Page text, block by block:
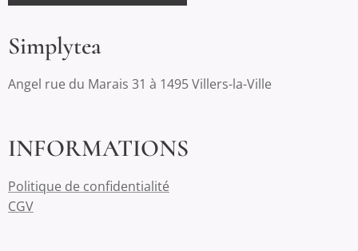
Simplytea
Angel rue du Marais 31 à 1495 Villers-la-Ville
INFORMATIONS
Politique de confidentialité
CGV